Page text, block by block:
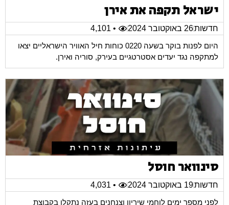
ישראל תקפה את אירן
חדשות26 באוקטובר 2024
• 4,101
היום לפנות בוקר בשעה 0220 כוחות חיל האוויר הישראליים יצאו
למתקפה נגד יעדים אסטרטגיים בעירק, סוריה ואירן.
סינוואר חוסל
חדשות19 באוקטובר 2024
• 4,031
לפני מספר ימים לוחמי שיריון וצנחנים בעזה נתקלו בקבוצת